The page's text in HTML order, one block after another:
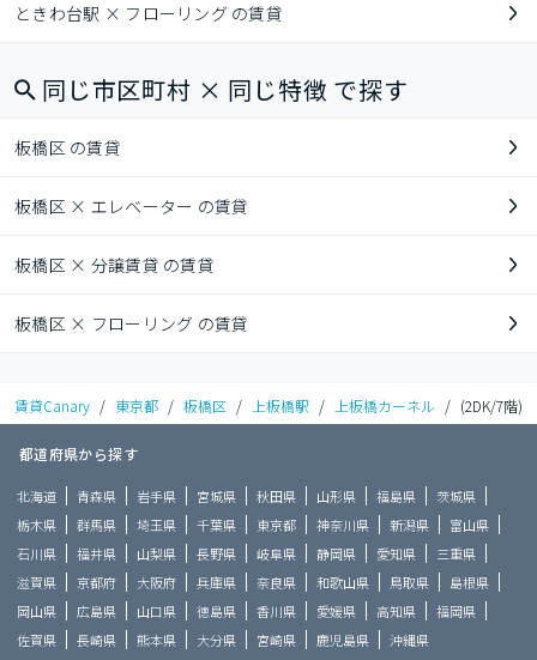
ときわ台駅 × フローリング の賃貸
同じ市区町村 × 同じ特徴 で探す
板橋区 の賃貸
板橋区 × エレベーター の賃貸
板橋区 × 分譲賃貸 の賃貸
板橋区 × フローリング の賃貸
賃貸Canary / 東京都 / 板橋区 / 上板橋駅 / 上板橋カーネル / (2DK/7階)
都道府県から探す
北海道 青森県 岩手県 宮城県 秋田県 山形県 福島県
茨城県
栃木県
群馬県 埼玉県 千葉県 東京都 神奈川県 新潟県
富山県
石川県
福井県 山梨県 長野県 岐阜県 静岡県 愛知県
三重県
滋賀県
京都府 大阪府 兵庫県 奈良県 和歌山県 鳥取県
島根県
岡山県
広島県 山口県 徳島県 香川県 愛媛県 高知県
福岡県
佐賀県
長崎県 熊本県 大分県 宮崎県 鹿児島県 沖縄県